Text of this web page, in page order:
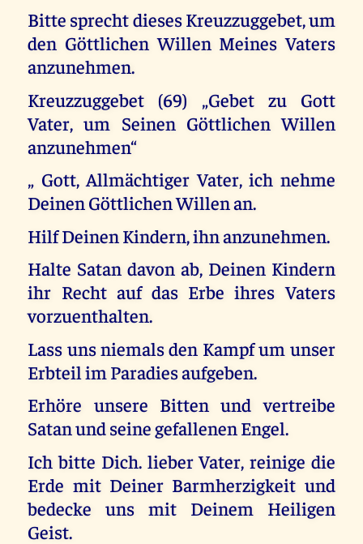
Bitte sprecht dieses Kreuzzuggebet, um
den Göttlichen Willen Meines Vaters
anzunehmen.
Kreuzzuggebet (69) „Gebet zu Gott
Vater, um Seinen Göttlichen Willen
anzunehmen“
„ Gott, Allmächtiger Vater, ich nehme
Deinen Göttlichen Willen an.
Hilf Deinen Kindern, ihn anzunehmen.
Halte Satan davon ab, Deinen Kindern
ihr Recht auf das Erbe ihres Vaters
vorzuenthalten.
Lass uns niemals den Kampf um unser
Erbteil im Paradies aufgeben.
Erhöre unsere Bitten und vertreibe
Satan und seine gefallenen Engel.
Ich bitte Dich. lieber Vater, reinige die
Erde mit Deiner Barmherzigkeit und
bedecke uns mit Deinem Heiligen
Geist.